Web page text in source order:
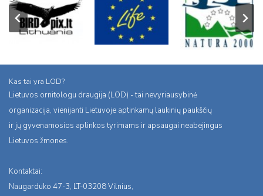
Kas tai yra LOD?
Lietuvos ornitologu draugija (LOD) - tai nevyriausybinė
organizacija, vienijanti Lietuvoje aptinkamų laukinių paukščių
ir jų gyvenamosios aplinkos tyrimams ir apsaugai neabejingus
Lietuvos žmones.
Kontaktai:
Naugarduko 47-3, LT-03208 Vilnius,